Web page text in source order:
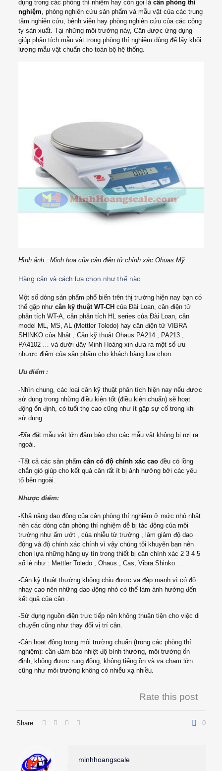
dụng trong các phòng thí nhiệm hay còn gọi là cân phòng thí
nghiệm, phòng nghiên cứu sản phẩm và mẫu vật của các trung
tâm nghiên cứu, bệnh viện hay phòng nghiên cứu của các công
ty sản xuất. Tại những môi trường này, Cân được ứng dụng
giúp phân tích mẫu vật trong phòng thí nghiệm dùng để lấy khối
lượng mẫu vật chuẩn cho toàn bộ hệ thống.
Hình ảnh : Minh họa của cân điện tử chính xác Ohuas Mỹ
Hãng cân và cách lựa chọn như thế nào
Một số dòng sản phẩm phổ biến trên thị trường hiện nay bạn có
thể gặp như cân kỹ thuật WT-CHcủa Đài Loan, cân điện tử
phân tích WT-A, cân phân tích HL series của Đài Loan, cân
model ML, MS, AL (Mettler Toledo) hay cân điện tử VIBRA
SHINKO của Nhật , Cân kỹ thuật Ohaus PA214 , PA213 ,
PA4102 … và dưới đây Minh Hoàng xin đưa ra một số ưu
nhược điểm của sản phẩm cho khách hàng lựa chọn.
Ưu điểm :
-Nhìn chung, các loại cân kỹ thuật phân tích hiện nay nếu được
sử dụng trong những điều kiện tốt (điều kiện chuẩn) sẽ hoạt
động ổn định, có tuổi thọ cao cũng như ít gặp sự cố trong khi
sử dụng.
-Đĩa đặt mẫu vật lớn đảm bảo cho các mẫu vật không bị rơi ra
ngoài.
-Tất cả các sản phẩm cân có độ chính xác caođều có lồng
chắn gió giúp cho kết quả cân rất ít bị ảnh hưởng bởi các yêu
tố bên ngoài.
Nhược điểm:
-Khả năng dao động của cân phòng thí nghiệm ở mức nhỏ nhất
nên các dòng cân phòng thí nghiệm dễ bị tác động của môi
trường như ẩm ướt , của nhiễu từ trường , làm giảm độ dao
động và độ chính xác chính vì vậy chúng tôi khuyên bạn nên
chọn lựa những hãng uy tín trong thiết bị cân chính xác 2 3 4 5
số lẻ như : Mettler Toledo , Ohaus , Cas, Vibra Shinko…
-Cân kỹ thuật thường không chịu được va đập mạnh vì có độ
nhạy cao nên những dao động nhỏ có thể làm ảnh hưởng đến
kết quả của cân .
-Sử dụng nguồn điện trực tiếp nên không thuận tiện cho việc di
chuyển cũng như thay đổi vị trí cân.
-Cân hoạt động trong môi trường chuẩn (trong các phòng thí
nghiệm): cần đảm bảo nhiệt độ bình thường, môi trường ổn
định, không được rung động, không tiếng ồn và va chạm lớn
cũng như môi trường không có nhiễu xạ nhiều.
Rate this post
Share 0
minhhoangscale